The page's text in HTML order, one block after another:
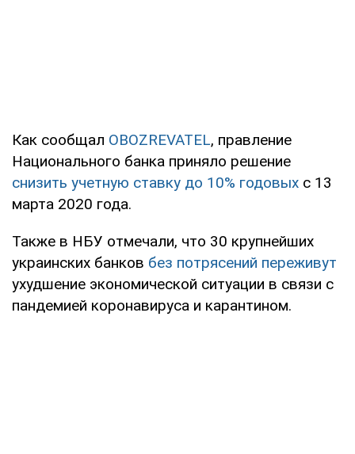
Как сообщал OBOZREVATEL, правление
Национального банка приняло решение
снизить учетную ставку до 10% годовых с 13
марта 2020 года.
Также в НБУ отмечали, что 30 крупнейших
украинских банков без потрясений переживут
ухудшение экономической ситуации в связи с
пандемией коронавируса и карантином.